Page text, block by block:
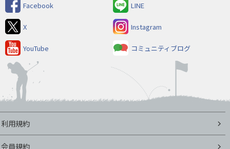
Facebook LINE
X Instagram
YouTube コミュニティブログ
利用規約
会員規約